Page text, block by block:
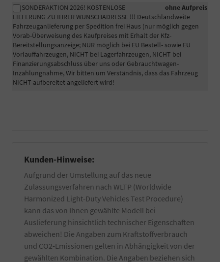
eigenen
Betrieb
zusätzlich
per
Hand
gewaschen
und
falls
Entfernung
von
z.T.
schwer
entfernbaren
produktionsseitigen
Rückständen.
Es
werden
nur
Bestätigung
der
Fahrgestellnummer
Ihres
PKW
für
die
Zulassung
bei
Ihrer
örtlichen
Zulassungsbehörde.
Bestätigung
wird
durch
einen
ohne Aufpreis
SONDERAKTION 2026! KOSTENLOSE
LIEFERUNG ZU IHRER WUNSCHADRESSE !!! Deutschlandweite
Fahrzeuganlieferung per Spedition frei Haus (nur möglich gegen
Vorab-Überweisung des Kaufpreises mit Erhalt der Kfz-
Bereitstellungsanzeige; NUR möglich bei EU Bestell- sowie EU
Vorlauffahrzeugen, NICHT bei Lagerfahrzeugen, NICHT bei
Finanzierungsabschluss über uns oder Gebrauchtwagen-
Inzahlungnahme, Wir bitten um Verständnis, dass das Fahrzeug
NICHT aufbereitet angeliefert wird!
Kunden-Hinweise:
Aufgrund der Umstellung auf das neue
Zulassungsverfahren nach WLTP (Worldwide
Harmonized Light-Duty Vehicles Test Procedure)
kann das von Ihnen gewählte Modell bei
Auslieferung hinsichtlich technischer Eigenschaften
abweichen! Die Angaben zum Kraftstoffverbrauch
und CO2-Emissionen gelten in Abhängigkeit von der
gewählten Kombination. Die Angaben beziehen sich